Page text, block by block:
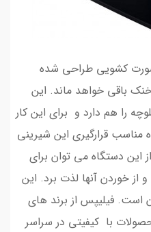
کشویی طراحی شده
باقی خواهد ماند. این
را هم دارد و برای این کار
مناسب قرارگیری این شیرینی
این دستگاه می توان برای
خوردن آنها لذت برد. این
است. فیلیپس از برند های
با کیفیتی در سراسر